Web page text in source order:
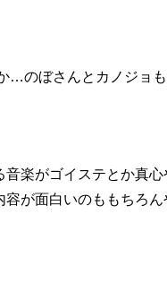
…のぼさんとカノジョ
音楽がゴイステとか真
容が面白いのももちろ